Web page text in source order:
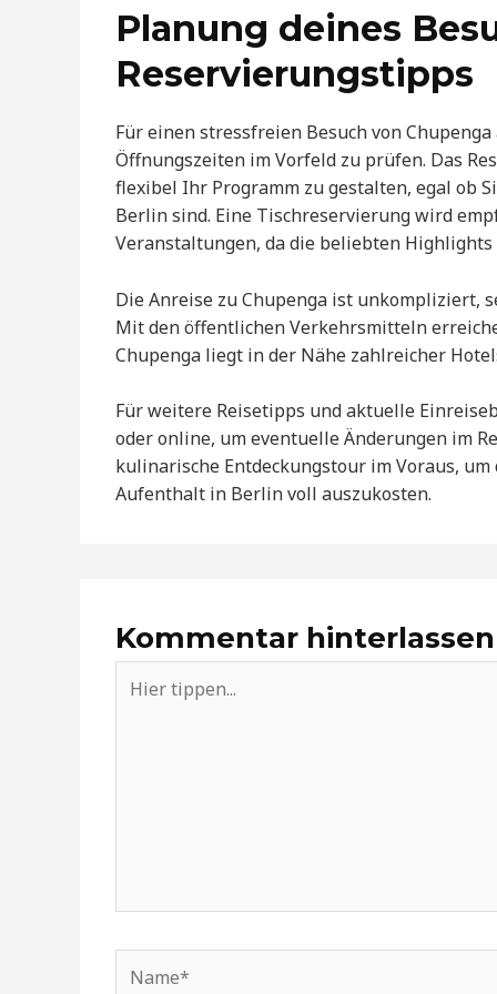
Planung deines
Reservierungstipps
Für einen stressfreien Besuch von
Öffnungszeiten im Vorfeld zu prüfen. Das
flexibel Ihr Programm zu gestalten, egal ob
Berlin sind. Eine Tischreservierung wird
Veranstaltungen, da die beliebten
Die Anreise zu Chupenga ist unkompliziert,
Mit den öffentlichen Verkehrsmitteln
Chupenga liegt in der Nähe zahlreicher
Für weitere Reisetipps und aktuelle
oder online, um eventuelle Änderungen im
kulinarische Entdeckungstour im Voraus,
Aufenthalt in Berlin voll auszukosten.
Kommentar hinterlassen
tippen...